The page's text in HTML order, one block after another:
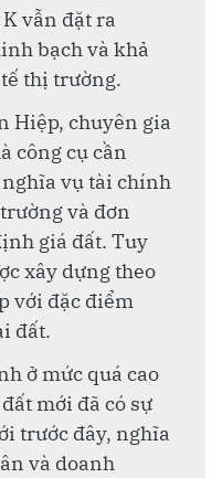
vẫn đặt ra
bạch và khả
thị trường.
Hiệp, chuyên gia
công cụ cần
vụ tài chính
và đơn
giá đất. Tuy
xây dựng theo
với đặc điểm
đất.
ở mức quá cao
mới đã có sự
trước đây, nghĩa
và doanh